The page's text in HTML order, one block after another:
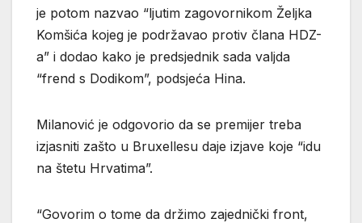
je potom nazvao “ljutim zagovornikom Željka
Komšića kojeg je podržavao protiv člana HDZ-
a” i dodao kako je predsjednik sada valjda
“frend s Dodikom”, podsjeća Hina.
Milanović je odgovorio da se premijer treba
izjasniti zašto u Bruxellesu daje izjave koje “idu
na štetu Hrvatima”.
“Govorim o tome da držimo zajednički front,